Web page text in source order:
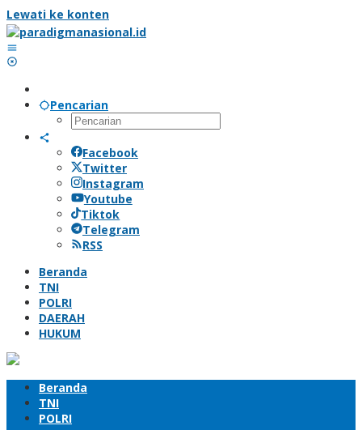
Lewati ke konten
Pencarian
Facebook
Twitter
Instagram
Youtube
Tiktok
Telegram
RSS
Beranda
TNI
POLRI
DAERAH
HUKUM
Beranda
TNI
POLRI